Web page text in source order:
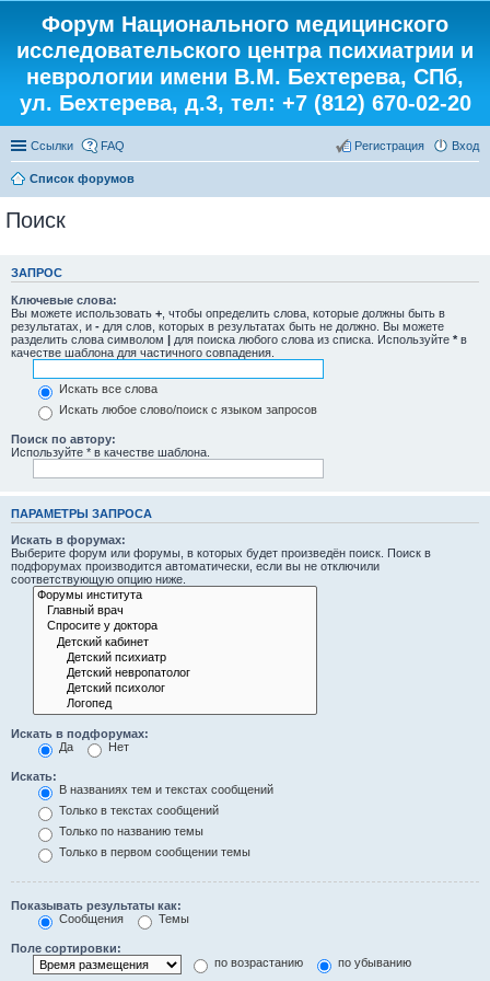
Форум Национального медицинского
исследовательского центра психиатрии и
неврологии имени В.М. Бехтерева, СПб,
ул. Бехтерева, д.3, тел: +7 (812) 670-02-20
Ссылки FAQ Вход
Регистрация
Список форумов
Поиск
ЗАПРОС
Ключевые слова:
Вы можете использовать + , чтобы определить слова, которые должны быть в
результатах, и - для слов, которых в результатах быть не должно. Вы можете
разделить слова символом | для поиска любого слова из списка. Используйте * в
качестве шаблона для частичного совпадения.
Искать все слова
Искать любое слово/поиск с языком запросов
Поиск по автору:
Используйте * в качестве шаблона.
ПАРАМЕТРЫ ЗАПРОСА
Искать в форумах:
Выберите форум или форумы, в которых будет произведён поиск. Поиск в
подфорумах производится автоматически, если вы не отключили
соответствующую опцию ниже.
Искать в подфорумах:
Да
Нет
Искать:
В названиях тем и текстах сообщений
Только в текстах сообщений
Только по названию темы
Только в первом сообщении темы
Показывать результаты как:
Сообщения
Темы
Поле сортировки:
по возрастанию
по убыванию